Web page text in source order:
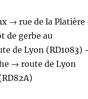
→ rue de la
de gerbe au
de Lyon (RD1083)
→ route de Lyon